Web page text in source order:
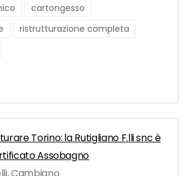
cartongesso
ristrutturazione completa
Torino: la Rutigliano F.lli snc è
Assobagno